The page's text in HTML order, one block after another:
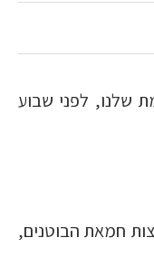
שלנו, לפני שבוע
חמאת הבוטנים,